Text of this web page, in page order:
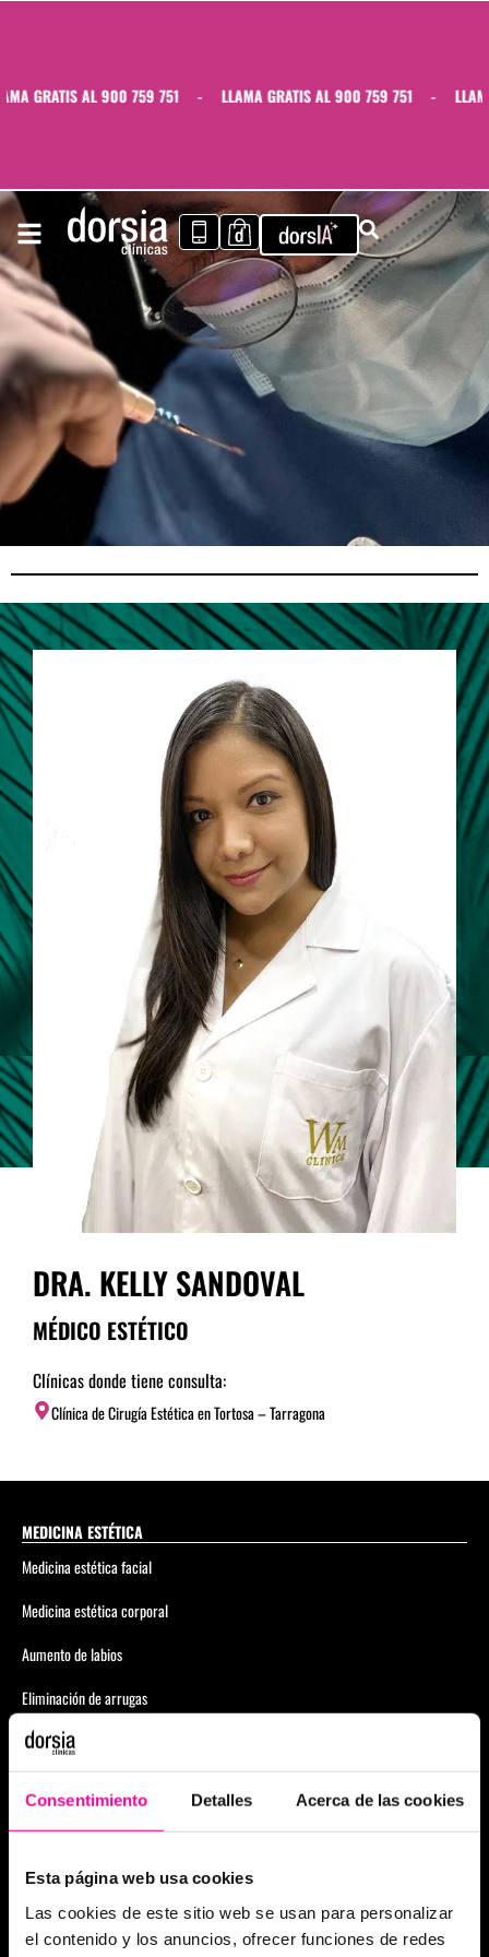
Consentimiento Detalles Acerca de las cookies
Esta página web usa cookies
Las cookies de este sitio web se usan para personalizar
el contenido y los anuncios, ofrecer funciones de redes
GRATIS AL 900 759 751 LLAMA GRATIS AL 900 759 751
DRA. KELLY SANDOVAL
MÉDICO ESTÉTICO
Clínicas donde tiene consulta:
Clínica de Cirugía Estética en Tortosa – Tarragona
MEDICINA ESTÉTICA
Medicina estética facial
Medicina estética corporal
Aumento de labios
Eliminación de arrugas
Anticelulítico Global
Glúteo
Physiosculpt
Foxy Eyes